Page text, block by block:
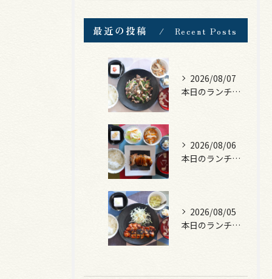
最近の投稿 Recent Posts
2026/08/07
本日のランチは、黒毛和牛のチャプチェ！
2026/08/06
本日のランチは、照焼きチキン！
2026/08/05
本日のランチは、ロース豚カツ梅はさみ！